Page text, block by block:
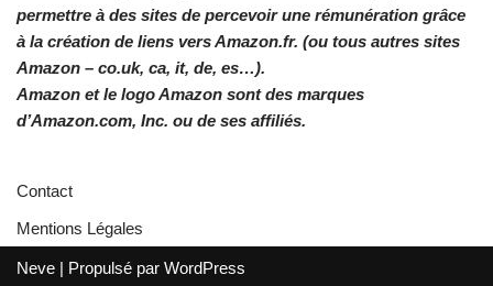
permettre à des sites de percevoir une rémunération grâce
à la création de liens vers Amazon.fr. (ou tous autres sites
Amazon – co.uk, ca, it, de, es…).
Amazon et le logo Amazon sont des marques
d’Amazon.com, Inc. ou de ses affiliés.
Contact
Mentions Légales
Neve | Propulsé par WordPress